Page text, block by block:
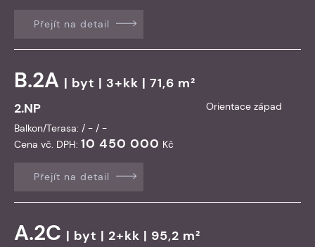
Přejít na detail
B.2A | byt | 3+kk | 71,6 m²
2.NP
Orientace západ
Balkon/Terasa: / - / -
Cena vč. DPH: 10 450 000 Kč
Přejít na detail
A.2C | byt | 2+kk | 95,2 m²